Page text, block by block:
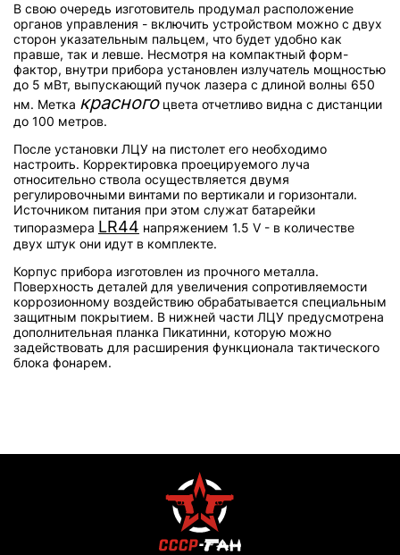
В свою очередь изготовитель продумал расположение
органов управления - включить устройством можно с двух
сторон указательным пальцем, что будет удобно как
правше, так и левше. Несмотря на компактный форм-
фактор, внутри прибора установлен излучатель мощностью
до 5 мВт, выпускающий пучок лазера с длиной волны 650
нм. Метка красногоцвета отчетливо видна с дистанции
до 100 метров.
После установки ЛЦУ на пистолет его необходимо
настроить. Корректировка проецируемого луча
относительно ствола осуществляется двумя
регулировочными винтами по вертикали и горизонтали.
Источником питания при этом служат батарейки
типоразмера LR44 напряжением 1.5 V - в количестве
двух штук они идут в комплекте.
Корпус прибора изготовлен из прочного металла.
Поверхность деталей для увеличения сопротивляемости
коррозионному воздействию обрабатывается специальным
защитным покрытием. В нижней части ЛЦУ предусмотрена
дополнительная планка Пикатинни, которую можно
задействовать для расширения функционала тактического
блока фонарем.